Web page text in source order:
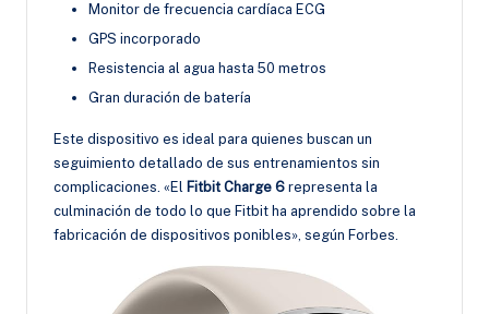
Monitor de frecuencia cardíaca ECG
GPS incorporado
Resistencia al agua hasta 50 metros
Gran duración de batería
Este dispositivo es ideal para quienes buscan un
seguimiento detallado de sus entrenamientos sin
complicaciones. «El Fitbit Charge 6 representa la
culminación de todo lo que Fitbit ha aprendido sobre la
fabricación de dispositivos ponibles», según Forbes.